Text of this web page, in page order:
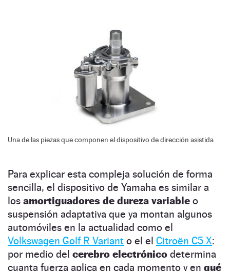
Una de las piezas que componen el dispositivo de dirección asistida
Para explicar esta compleja solución de forma
sencilla, el dispositivo de Yamaha es similar a
los amortiguadores de dureza variable o
suspensión adaptativa que ya montan algunos
automóviles en la actualidad como el
Volkswagen Golf R Variant o el el Citroën C5 X:
por medio del cerebro electrónico determina
cuanta fuerza aplica en cada momento y en qué